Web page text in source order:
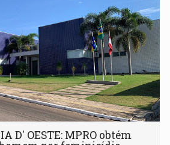
D' OESTE: MPRO obtém